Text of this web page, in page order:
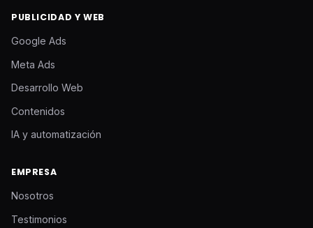
PUBLICIDAD Y WEB
Google Ads
Meta Ads
Desarrollo Web
Contenidos
IA y automatización
EMPRESA
Nosotros
Testimonios